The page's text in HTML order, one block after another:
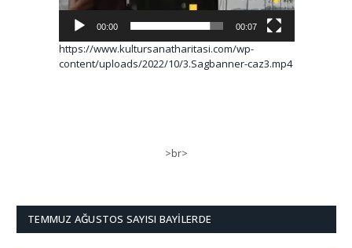
00:00 00:07
https://www.kultursanatharitasi.com/wp-
content/uploads/2022/10/3.Sagbanner-caz3.mp4
>br>
TEMMUZ AĞUSTOS SAYISI BAYILERDE